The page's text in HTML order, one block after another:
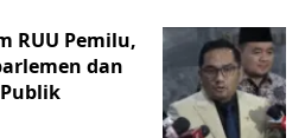
RUU Pemilu,
dan